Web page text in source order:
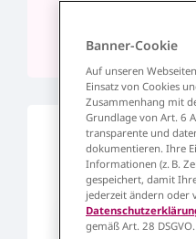
Aktuelles
Banner-Cookie
Auf unseren
Einsatz von Cookies
Zusammenhang mit
Grundlage von Art. 6
transparente und
dokumentieren. Ihre
Informationen (z. B.
gespeichert, damit
jederzeit ändern oder
gemäß Art. 28